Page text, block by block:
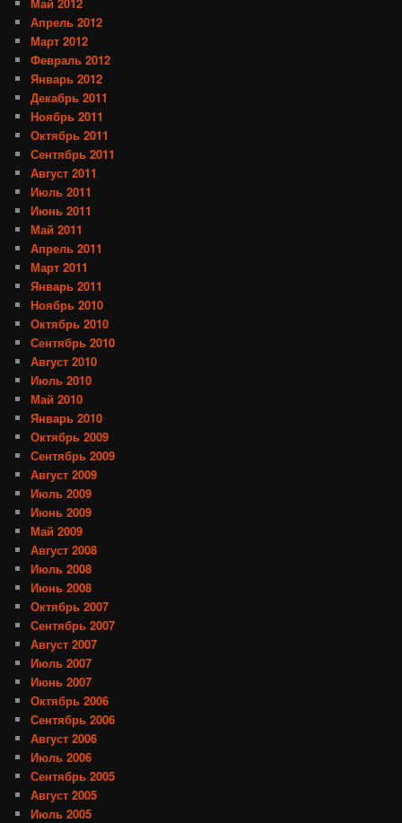
Апрель 2012
Март 2012
Февраль 2012
Январь 2012
Декабрь 2011
Ноябрь 2011
Октябрь 2011
Сентябрь 2011
Август 2011
Июль 2011
Июнь 2011
Май 2011
Апрель 2011
Март 2011
Январь 2011
Ноябрь 2010
Октябрь 2010
Сентябрь 2010
Август 2010
Июль 2010
Май 2010
Январь 2010
Октябрь 2009
Сентябрь 2009
Август 2009
Июль 2009
Июнь 2009
Май 2009
Август 2008
Июль 2008
Июнь 2008
Октябрь 2007
Сентябрь 2007
Август 2007
Июль 2007
Июнь 2007
Октябрь 2006
Сентябрь 2006
Август 2006
Июль 2006
Сентябрь 2005
Август 2005
Июль 2005